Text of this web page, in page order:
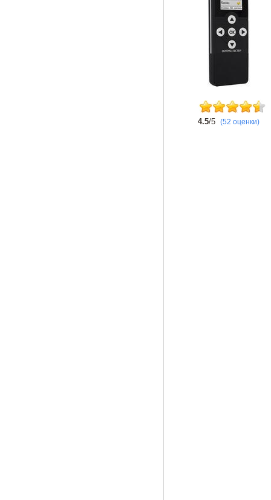
4.5/5 (52 оценки)